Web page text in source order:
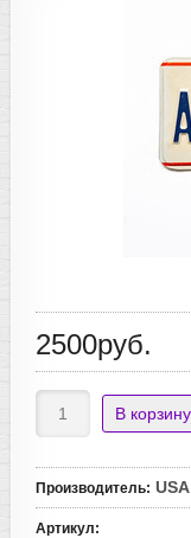
2500руб.
Производитель: USA
Артикул: